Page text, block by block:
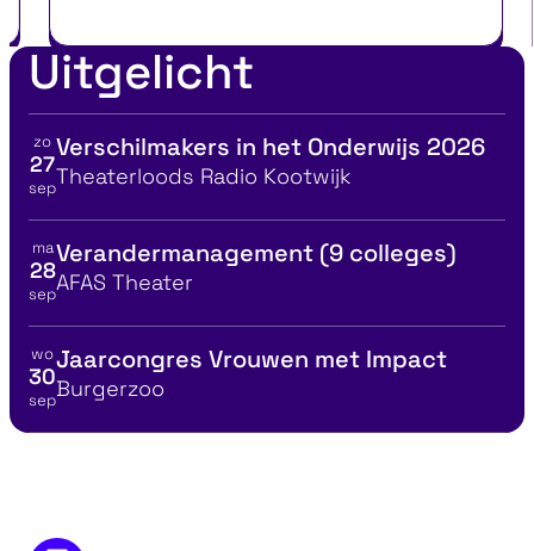
Uitgelicht
Bekijk details voor
zo
27
sep
Verschilmakers in het Onderwijs 2026
Locatie
Theaterloods Radio Kootwijk
Bekijk details voor
ma
28
sep
Verandermanagement (9 colleges)
Locatie
AFAS Theater
Bekijk details voor
wo
30
sep
Jaarcongres Vrouwen met Impact
Locatie
Burgerzoo